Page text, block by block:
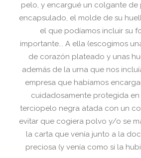
pelo, y encargué un colgante de
encapsulado, el molde de su
el que podíamos incluir su
importante... A ella (escogimos
de corazón plateado y unas
además de la urna que nos
empresa que habíamos
cuidadosamente protegida
terciopelo negra atada con un
evitar que cogiera polvo y/o se
la carta que venía junto a la
preciosa (y venía como si la